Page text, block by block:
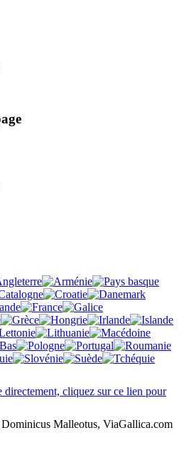
directement, cliquez sur ce lien pour
Malleotus, ViaGallica.com